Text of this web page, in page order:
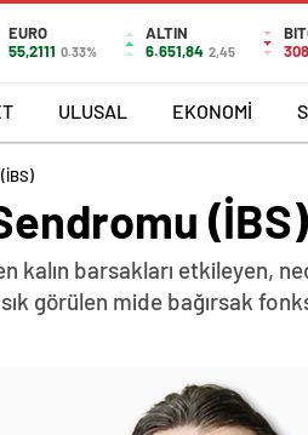
EURO
55,2111 0.33%
ALTIN
6.651,84 2,45
ULUSAL EKONOMİ
(İBS)
kalın barsakları etkileyen,
görülen mide bağırsak